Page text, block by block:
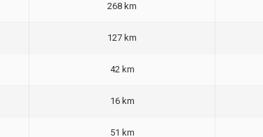
268 km
127 km
42 km
16 km
51 km